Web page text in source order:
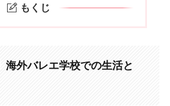
もくじ
の時間割スケジュール
海外バレエ学校での生活と